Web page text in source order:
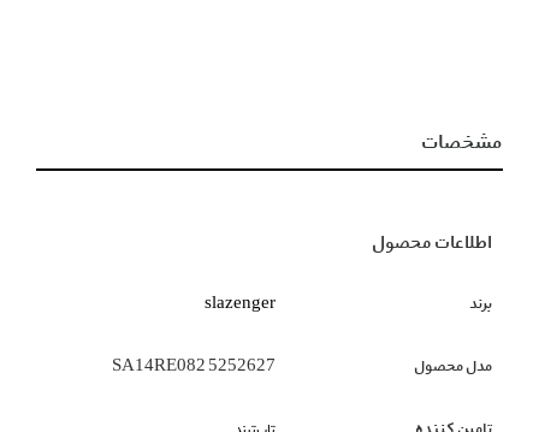
مشخصات
اطلاعات محصول
برند slazenger
مدل محصول SA14RE082 5252627